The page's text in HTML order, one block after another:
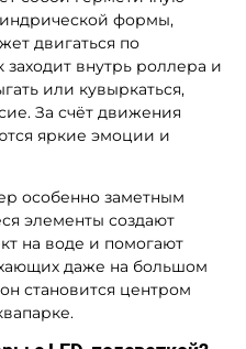
R-78820 Гидророллер
«Фонарь», ПВХ,
трёхместный, 2,6×2,2×2,2 м
59 325 ₽
56 500 ₽
Предзаказ